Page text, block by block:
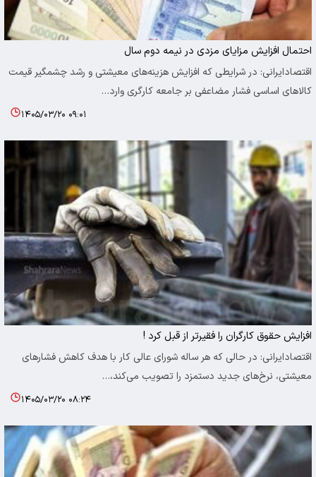
احتمال افزایش مزایای مزدی در نیمه دوم سال
اقتصادایرانی: در شرایطی که افزایش هزینه‌های معیشتی و رشد چشمگیر قیمت
کالاهای اساسی فشار مضاعفی بر جامعه کارگری وارد…
۱۴۰۵/۰۳/۲۰ ۰۹:۰۱
افزایش حقوق کارگران را فقیرتر از قبل کرد !
اقتصادایرانی: در حالی که هر ساله شورای عالی کار با هدف کاهش فشارهای
معیشتی، نرخ‌های جدید دستمزد را تصویب می‌کند،…
۱۴۰۵/۰۳/۲۰ ۰۸:۲۴